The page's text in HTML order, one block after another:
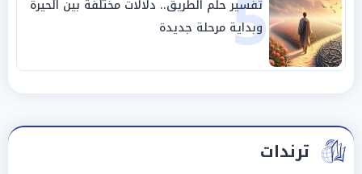
تفسير حلم الطريق.. دلالات مختلفة بين الحيرة
وبداية مرحلة جديدة
ترندات